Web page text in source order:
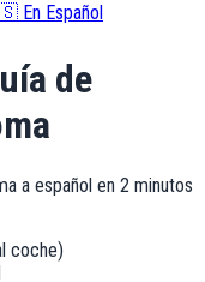
En Español
de
a español en 2 minutos
coche)